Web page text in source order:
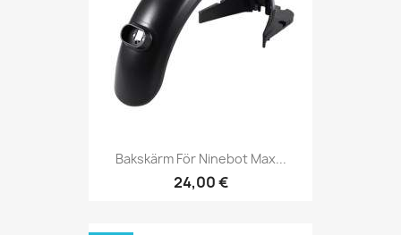
Bakskärm För Ninebot Max...
24,00 €